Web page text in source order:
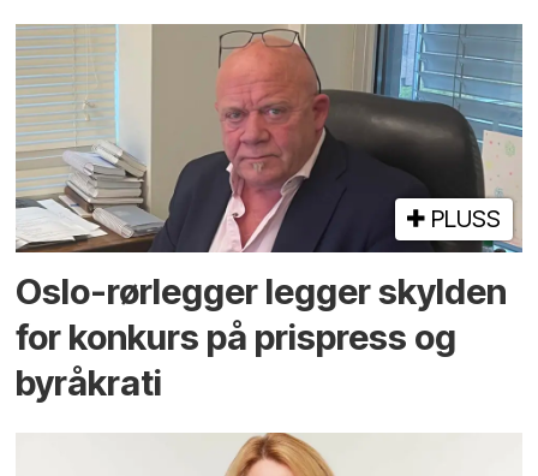
PLUSS
Oslo-rørlegger legger skylden
for konkurs på prispress og
byråkrati